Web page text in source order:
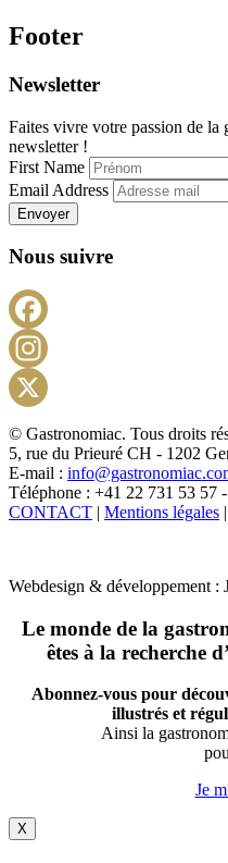
Footer
Newsletter
Faites vivre votre passion de la
newsletter !
First Name
Email Address
Envoyer
Nous suivre
© Gastronomiac. Tous droits
5, rue du Prieuré CH - 1202
E-mail :
Téléphone : +41 22 731 53 57
CONTACT | Mentions légales |
Webdesign & développement :
Le monde de la
êtes à la recherche
Abonnez-vous pour
illustrés et
Ainsi la
Je
X